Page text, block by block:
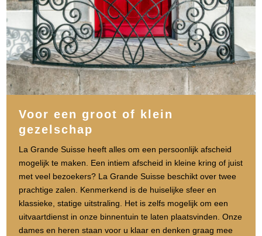
Voor een groot of klein
gezelschap
La Grande Suisse heeft alles om een persoonlijk afscheid
mogelijk te maken. Een intiem afscheid in kleine kring of juist
met veel bezoekers? La Grande Suisse beschikt over twee
prachtige zalen. Kenmerkend is de huiselijke sfeer en
klassieke, statige uitstraling. Het is zelfs mogelijk om een
uitvaartdienst in onze binnentuin te laten plaatsvinden. Onze
dames en heren staan voor u klaar en denken graag mee